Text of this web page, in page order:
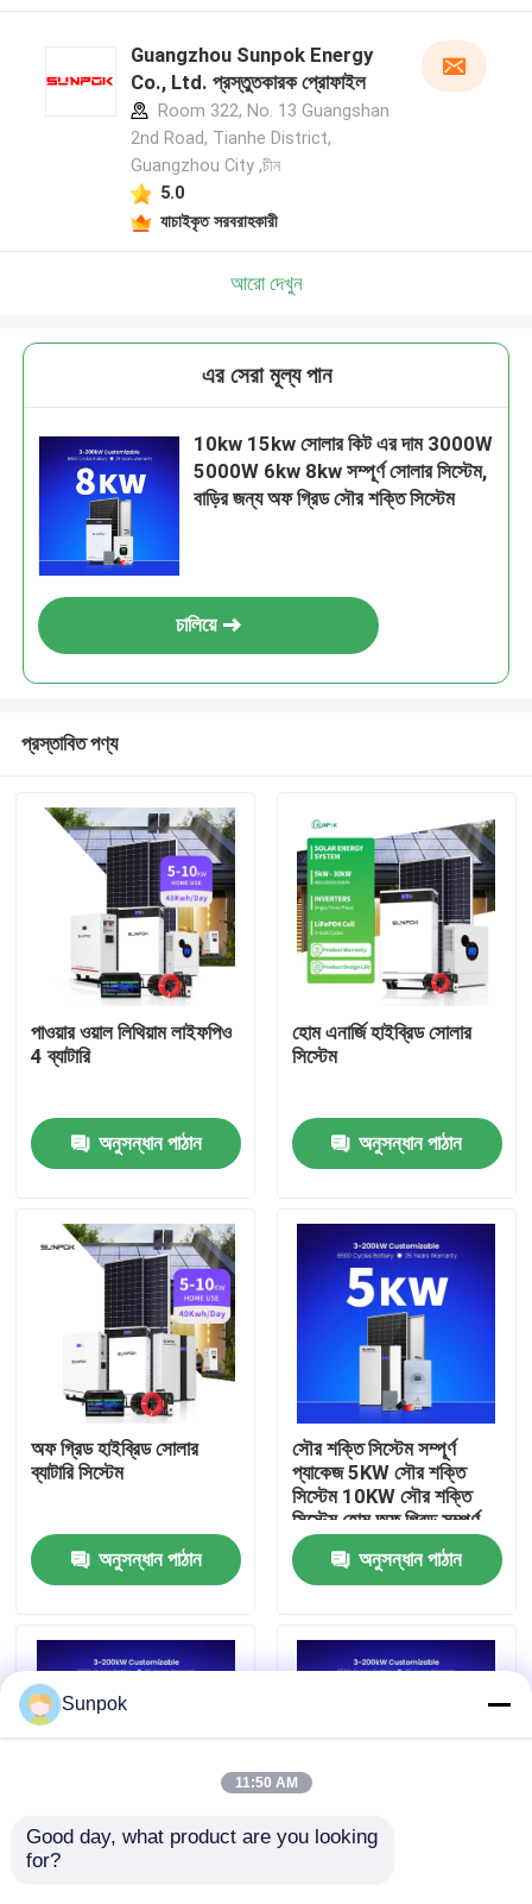
একটি বার্তা রেখে যান
আমরা শীঘ্রই আপনাকে আবার কল করব!
ভিডিও
আমাদের সম্বন্ধে
গুণগত মান নিয়ন্ত্রণ
যোগাযোগ করুন
খবর
Guangzhou Sunpok Energy
Co., Ltd. প্রস্তুতকারক প্রোফাইল
Room 322, No. 13 Guangshan
2nd Road, Tianhe District,
Guangzhou City ,চীন
5.0
যাচাইকৃত সরবরাহকারী
আরো দেখুন
এর সেরা মূল্য পান
10kw 15kw সোলার কিট এর দাম 3000W
5000W 6kw 8kw সম্পূর্ণ সোলার সিস্টেম,
বাড়ির জন্য অফ গ্রিড সৌর শক্তি সিস্টেম
চালিয়ে
প্রস্তাবিত পণ্য
পাওয়ার ওয়াল লিথিয়াম লাইফপিও
4 ব্যাটারি
অনুসন্ধান পাঠান
হোম এনার্জি হাইব্রিড সোলার
সিস্টেম
অনুসন্ধান পাঠান
অফ গ্রিড হাইব্রিড সোলার
ব্যাটারি সিস্টেম
অনুসন্ধান পাঠান
সৌর শক্তি সিস্টেম সম্পূর্ণ
প্যাকেজ 5KW সৌর শক্তি
সিস্টেম 10KW সৌর শক্তি
সিস্টেম হোম অফ গ্রিড সম্পূর্ণ
সেট
অনুসন্ধান পাঠান
সম্পূর্ণ 12kw সোলার পাওয়ার
Sunpok
11:50 AM
Good day, what product are you looking
for?